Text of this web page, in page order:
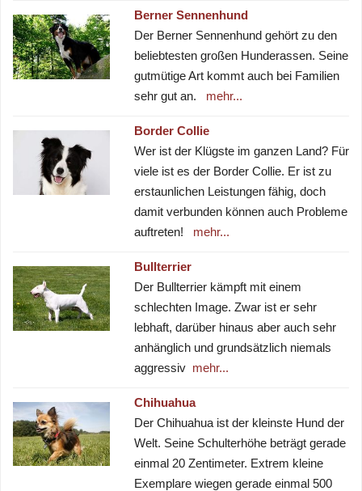
Berner Sennenhund
Der Berner Sennenhund gehört zu den
beliebtesten großen Hunderassen. Seine
gutmütige Art kommt auch bei Familien
sehr gut an.
mehr...
Border Collie
Wer ist der Klügste im ganzen Land? Für
viele ist es der Border Collie. Er ist zu
erstaunlichen Leistungen fähig, doch
damit verbunden können auch Probleme
auftreten!
mehr...
Bullterrier
Der Bullterrier kämpft mit einem
schlechten Image. Zwar ist er sehr
lebhaft, darüber hinaus aber auch sehr
anhänglich und grundsätzlich niemals
aggressiv mehr...
Chihuahua
Der Chihuahua ist der kleinste Hund der
Welt. Seine Schulterhöhe beträgt gerade
einmal 20 Zentimeter. Extrem kleine
Exemplare wiegen gerade einmal 500